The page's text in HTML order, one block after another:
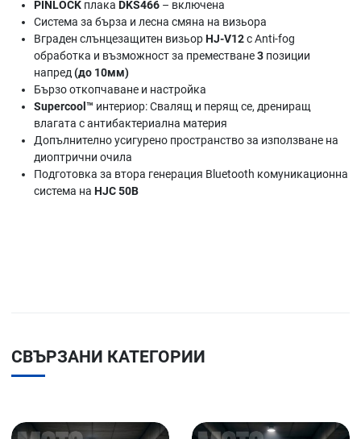
PINLOCK плака DKS466 – включена
Система за бърза и лесна смяна на визьора
Вграден слънцезащитен визьорHJ-V12с Anti-fog
обработка и възможност за преместване3 позиции
напред(до 10мм)
Бързо откопчаване и настройка
Supercool™ интериор: Свалящ и перящ се, дрениращ
влагата с антибактериална материя
Допълнително усигурено пространство за използване на
диоптрични очила
Подготовка за втора генерация Bluetooth комуникационна
система на HJC 50B
СВЪРЗАНИ КАТЕГОРИИ